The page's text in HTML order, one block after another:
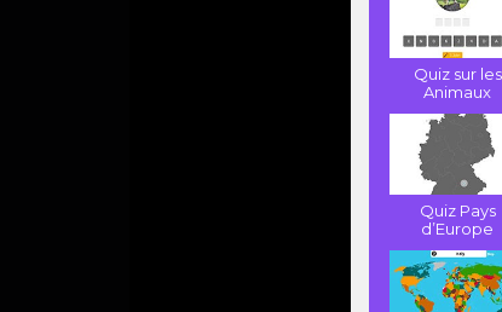
Quiz sur les
Animaux
Quiz Pays
d’Europe